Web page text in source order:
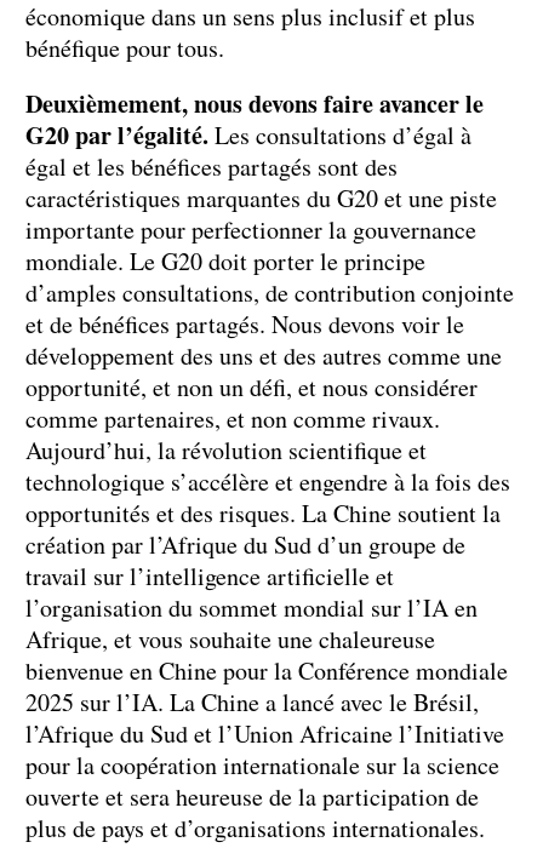
économique dans un sens plus inclusif et plus
bénéfique pour tous.
Deuxièmement, nous devons faire avancer le
G20 par l’égalité.Les consultations d’égal à
égal et les bénéfices partagés sont des
caractéristiques marquantes du G20 et une piste
importante pour perfectionner la gouvernance
mondiale. Le G20 doit porter le principe
d’amples consultations, de contribution conjointe
et de bénéfices partagés. Nous devons voir le
développement des uns et des autres comme une
opportunité, et non un défi, et nous considérer
comme partenaires, et non comme rivaux.
Aujourd’hui, la révolution scientifique et
technologique s’accélère et engendre à la fois des
opportunités et des risques. La Chine soutient la
création par l’Afrique du Sud d’un groupe de
travail sur l’intelligence artificielle et
l’organisation du sommet mondial sur l’IA en
Afrique, et vous souhaite une chaleureuse
bienvenue en Chine pour la Conférence mondiale
2025 sur l’IA. La Chine a lancé avec le Brésil,
l’Afrique du Sud et l’Union Africaine l’Initiative
pour la coopération internationale sur la science
ouverte et sera heureuse de la participation de
plus de pays et d’organisations internationales.